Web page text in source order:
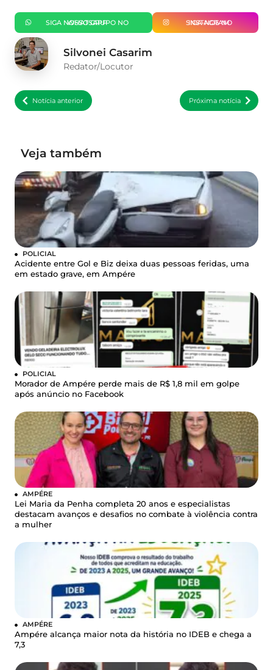
SIGA NOSSO GRUPO NO WHATSAPP SIGA-NOS NO INSTAGRAM
Silvonei Casarim
Redator/Locutor
Notícia anterior Próxima notícia
Veja também
POLICIAL
Acidente entre Gol e Biz deixa duas pessoas feridas, uma
em estado grave, em Ampére
POLICIAL
Morador de Ampére perde mais de R$ 1,8 mil em golpe
após anúncio no Facebook
AMPÉRE
Lei Maria da Penha completa 20 anos e especialistas
destacam avanços e desafios no combate à violência contra
a mulher
AMPÉRE
Ampére alcança maior nota da história no IDEB e chega a
7,3